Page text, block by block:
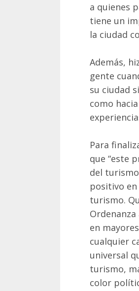
a quienes
tiene un
la ciudad
Además,
gente
su ciudad
como
Para
que “este
del
positivo
turismo.
en
cualquier
universal
turismo,
color